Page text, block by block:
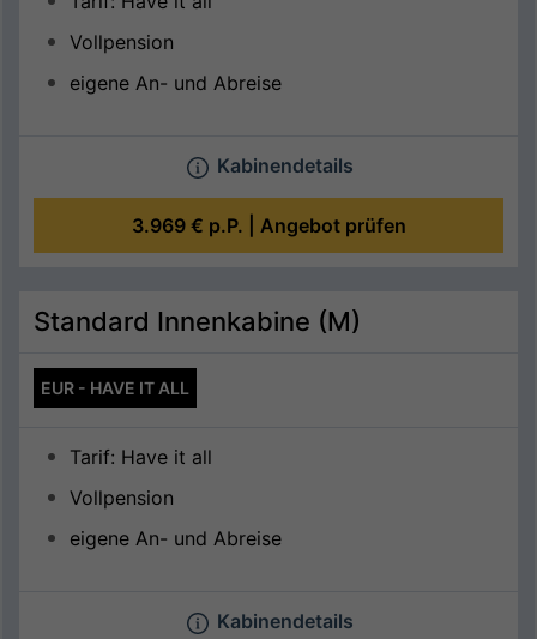
Vollpension
eigene An- und Abreise
Kabinendetails
3.969 € p.P. | Angebot prüfen
Standard Innenkabine (M)
EUR - HAVE IT ALL
Tarif: Have it all
Vollpension
eigene An- und Abreise
Kabinendetails